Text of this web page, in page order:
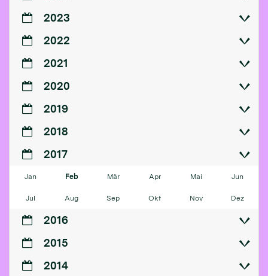
2023
2022
2021
2020
2019
2018
2017
Jan Feb Mär Apr Mai Jun
Jul Aug Sep Okt Nov Dez
2016
2015
2014